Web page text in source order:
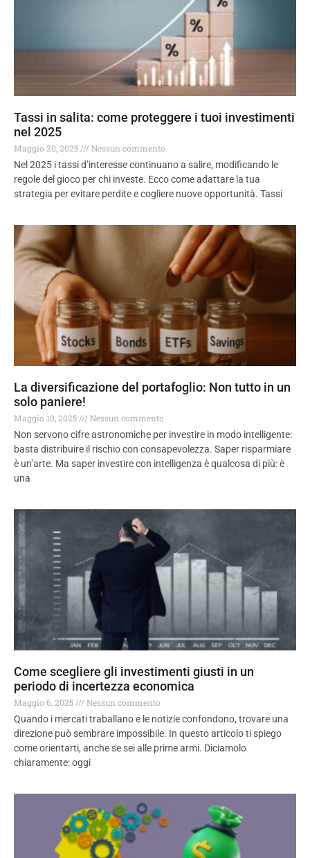
Tassi in salita: come proteggere i tuoi investimenti
nel 2025
Maggio 20, 2025
Nessun commento
Nel 2025 i tassi d’interesse continuano a salire, modificando le
regole del gioco per chi investe. Ecco come adattare la tua
strategia per evitare perdite e cogliere nuove opportunità. Tassi
La diversificazione del portafoglio: Non tutto in un
solo paniere!
Maggio 10, 2025
Nessun commento
Non servono cifre astronomiche per investire in modo intelligente:
basta distribuire il rischio con consapevolezza. Saper risparmiare
è un’arte. Ma saper investire con intelligenza è qualcosa di più: è
una
Come scegliere gli investimenti giusti in un
periodo di incertezza economica
Maggio 6, 2025
Nessun commento
Quando i mercati traballano e le notizie confondono, trovare una
direzione può sembrare impossibile. In questo articolo ti spiego
come orientarti, anche se sei alle prime armi. Diciamolo
chiaramente: oggi